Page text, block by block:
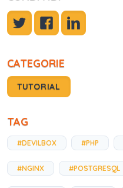
CATEGORIE
TUTORIAL
TAG
#DEVILBOX #PHP
#NGINX #POSTGRESQL